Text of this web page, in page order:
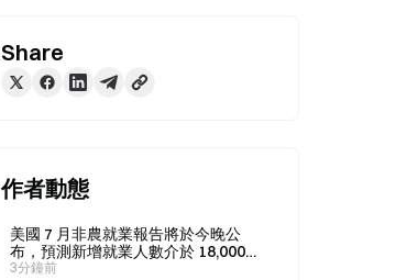
Share
作者動態
美國 7 月非農就業報告將於今晚公
布，預測新增就業人數介於 18,000
至 83,000 人。
3分鐘前